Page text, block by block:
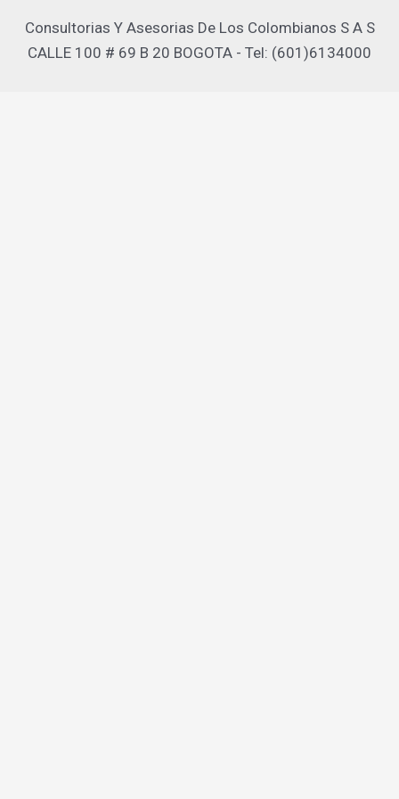
Consultorias Y Asesorias De Los Colombianos S A S
CALLE 100 # 69 B 20 BOGOTA - Tel: (601)6134000